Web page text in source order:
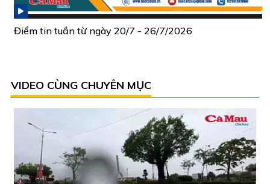
Điểm tin tuần từ ngày 20/7 - 26/7/2026
VIDEO CÙNG CHUYÊN MỤC